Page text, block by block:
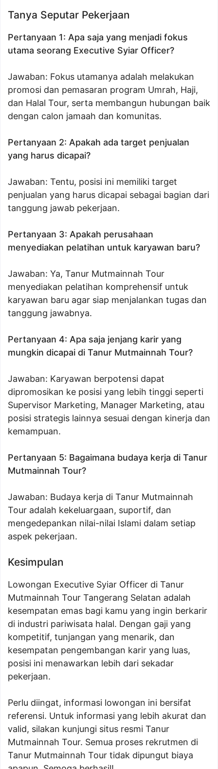
Tanya Seputar Pekerjaan
Pertanyaan 1: Apa saja yang menjadi fokus
utama seorang Executive Syiar Officer?
Jawaban: Fokus utamanya adalah melakukan
promosi dan pemasaran program Umrah, Haji,
dan Halal Tour, serta membangun hubungan baik
dengan calon jamaah dan komunitas.
Pertanyaan 2: Apakah ada target penjualan
yang harus dicapai?
Jawaban: Tentu, posisi ini memiliki target
penjualan yang harus dicapai sebagai bagian dari
tanggung jawab pekerjaan.
Pertanyaan 3: Apakah perusahaan
menyediakan pelatihan untuk karyawan baru?
Jawaban: Ya, Tanur Mutmainnah Tour
menyediakan pelatihan komprehensif untuk
karyawan baru agar siap menjalankan tugas dan
tanggung jawabnya.
Pertanyaan 4: Apa saja jenjang karir yang
mungkin dicapai di Tanur Mutmainnah Tour?
Jawaban: Karyawan berpotensi dapat
dipromosikan ke posisi yang lebih tinggi seperti
Supervisor Marketing, Manager Marketing, atau
posisi strategis lainnya sesuai dengan kinerja dan
kemampuan.
Pertanyaan 5: Bagaimana budaya kerja di Tanur
Mutmainnah Tour?
Jawaban: Budaya kerja di Tanur Mutmainnah
Tour adalah kekeluargaan, suportif, dan
mengedepankan nilai-nilai Islami dalam setiap
aspek pekerjaan.
Kesimpulan
Lowongan Executive Syiar Officer di Tanur
Mutmainnah Tour Tangerang Selatan adalah
kesempatan emas bagi kamu yang ingin berkarir
di industri pariwisata halal. Dengan gaji yang
kompetitif, tunjangan yang menarik, dan
kesempatan pengembangan karir yang luas,
posisi ini menawarkan lebih dari sekadar
pekerjaan.
Perlu diingat, informasi lowongan ini bersifat
referensi. Untuk informasi yang lebih akurat dan
valid, silakan kunjungi situs resmi Tanur
Mutmainnah Tour. Semua proses rekrutmen di
Tanur Mutmainnah Tour tidak dipungut biaya